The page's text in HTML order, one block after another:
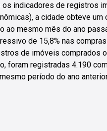
indicadores de registros
a cidade obteve um
mesmo mês do ano
de 15,8% nas
de imóveis comprados
foram registradas 4.190
período do ano